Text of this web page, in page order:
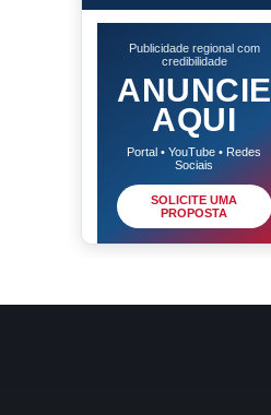
Publicidade regional com
credibilidade
ANUNCIE
AQUI
Portal • YouTube • Redes
Sociais
SOLICITE UMA
PROPOSTA